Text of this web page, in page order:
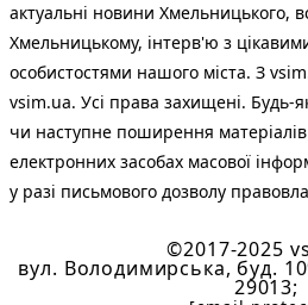
актуальні новини Хмельницького,
Хмельницькому, інтерв'ю з
особистостями нашого міста. З
vsim.ua. Усі права захищені. Будь-
чи наступне поширення
електронних засобах масової
у разі письмового дозволу
©2017-2025
вул. Володимирська, буд.
29013;